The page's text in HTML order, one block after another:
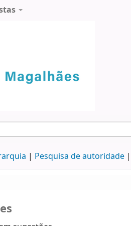
Pesquisa de autoridade